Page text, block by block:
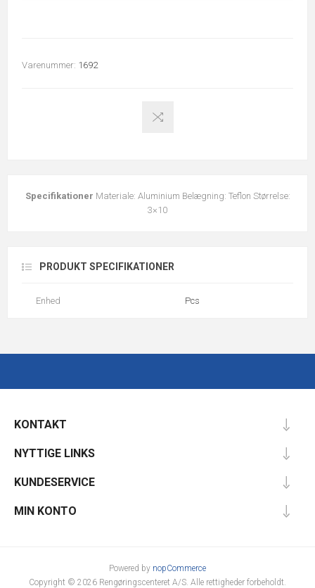
Varenummer: 1692
Specifikationer Materiale: Aluminium Belægning: Teflon Størrelse:
3×10
PRODUKT SPECIFIKATIONER
Enhed Pcs
KONTAKT
NYTTIGE LINKS
KUNDESERVICE
MIN KONTO
Powered by nopCommerce
Copyright © 2026 Rengøringscenteret A/S. Alle rettigheder forbeholdt.